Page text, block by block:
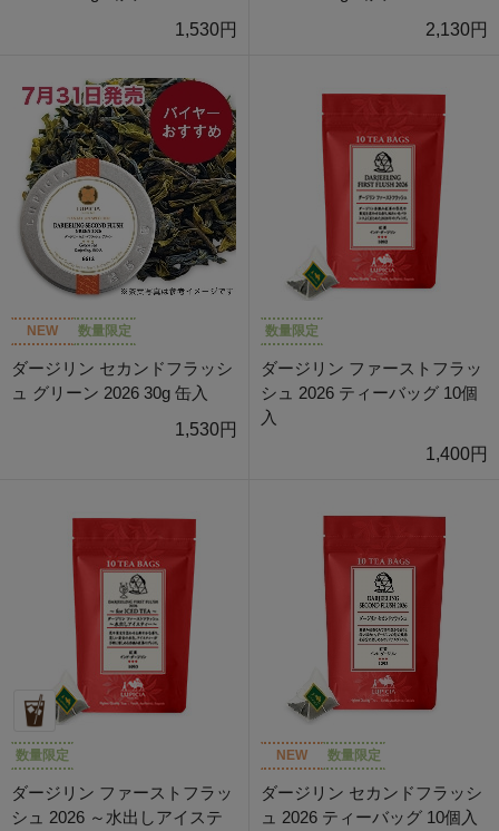
1,530円
2,130円
NEW 数量限定
ダージリン セカンドフラッシ
ュ グリーン 2026 30g 缶入
1,530円
数量限定
ダージリン ファーストフラッ
シュ 2026 ティーバッグ 10個
入
1,400円
数量限定
ダージリン ファーストフラッ
シュ 2026 ～水出しアイステ
NEW 数量限定
ダージリン セカンドフラッシ
ュ 2026 ティーバッグ 10個入